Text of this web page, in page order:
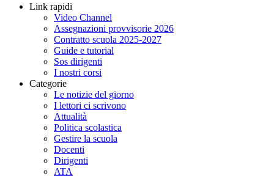
Link rapidi
Video Channel
Assegnazioni provvisorie 2026
Contratto scuola 2025-2027
Guide e tutorial
Sos dirigenti
I nostri corsi
Categorie
Le notizie del giorno
I lettori ci scrivono
Attualità
Politica scolastica
Gestire la scuola
Docenti
Dirigenti
ATA